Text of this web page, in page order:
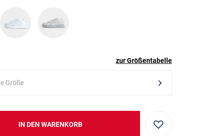
zur Größentabelle
Größe
IN DEN WARENKORB